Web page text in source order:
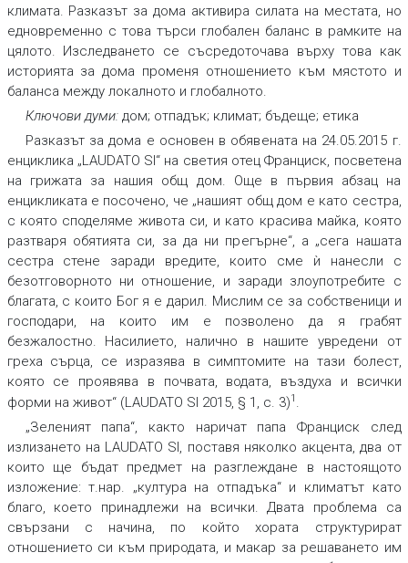
климата. Разказът за дома активира силата на местата, но
едновременно с това търси глобален баланс в рамките на
цялото. Изследването се съсредоточава върху това как
историята за дома променя отношението към мястото и
баланса между локалното и глобалното.
Ключови думи: дом; отпадък; климат; бъдеще; етика
Разказът за дома е основен в обявената на 24.05.2015 г.
енциклика „LAUDATO SI“ на светия отец Франциск, посветена
на грижата за нашия общ дом. Още в първия абзац на
енцикликата е посочено, че „нашият общ дом е като сестра,
с която споделяме живота си, и като красива майка, която
разтваря обятията си, за да ни прегърне“, а „сега нашата
сестра стене заради вредите, които сме ѝ нанесли с
безотговорното ни отношение, и заради злоупотребите с
благата, с които Бог я е дарил. Мислим се за собственици и
господари, на които им е позволено да я грабят
безжалостно. Насилието, налично в нашите увредени от
греха сърца, се изразява в симптомите на тази болест,
която се проявява в почвата, водата, въздуха и всички
форми на живот“ (LAUDATO SI 2015, § 1, с. 3)1 .
„Зеленият папа“, както наричат папа Франциск след
излизането на LAUDATO SI, поставя няколко акцента, два от
които ще бъдат предмет на разглеждане в настоящото
изложение: т.нар. „култура на отпадъка“ и климатът като
благо, което принадлежи на всички. Двата проблема са
свързани с начина, по който хората структурират
отношението си към природата, и макар за решаването им